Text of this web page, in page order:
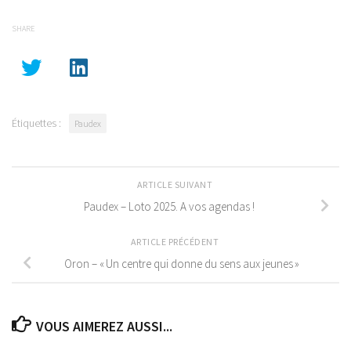
SHARE
Étiquettes : Paudex
ARTICLE SUIVANT
Paudex – Loto 2025. A vos agendas !
ARTICLE PRÉCÉDENT
Oron – « Un centre qui donne du sens aux jeunes »
VOUS AIMEREZ AUSSI...